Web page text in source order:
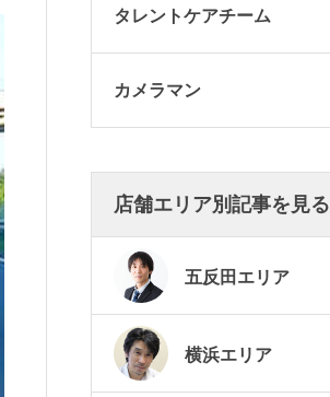
タレントケアチーム
カメラマン
店舗エリア別記事を見る
五反田エリア
横浜エリア